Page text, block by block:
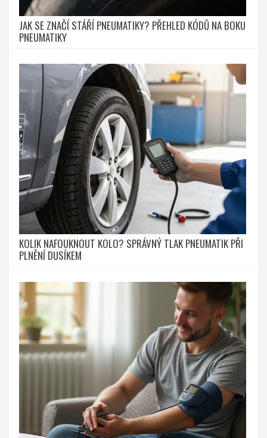
JAK SE ZNAČÍ STÁŘÍ PNEUMATIKY? PŘEHLED KÓDŮ NA BOKU
PNEUMATIKY
KOLIK NAFOUKNOUT KOLO? SPRÁVNÝ TLAK PNEUMATIK PŘI
PLNĚNÍ DUSÍKEM